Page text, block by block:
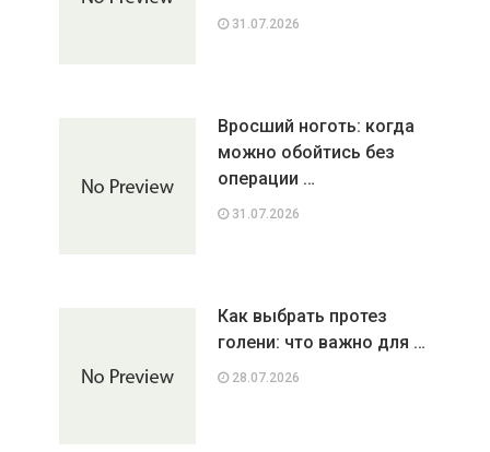
31.07.2026
Вросший ноготь: когда
можно обойтись без
операции …
31.07.2026
Как выбрать протез
голени: что важно для …
28.07.2026